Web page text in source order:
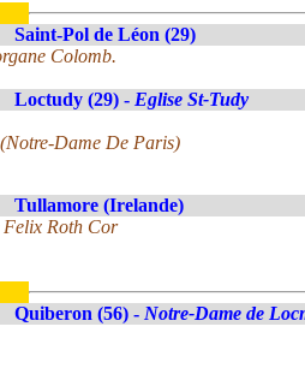
Saint-Pol de Léon (29)
Colomb.
Loctudy (29) - Eglise St-Tudy
Dame De Paris)
Tullamore (Irelande)
Roth Cor
Quiberon (56) - Notre-Dame de